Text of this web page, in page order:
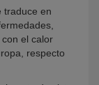
traduce en
el calor
respecto